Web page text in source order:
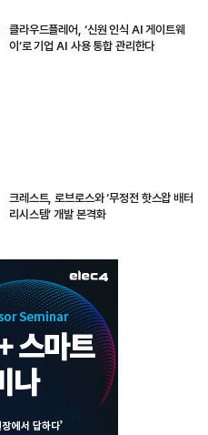
클라우드플레어, ‘신원 인식 AI 게이트웨
이’로 기업 AI 사용 통합 관리한다
크레스트, 로브로스와 ‘무정전 핫스왑 배터
리시스템’ 개발 본격화